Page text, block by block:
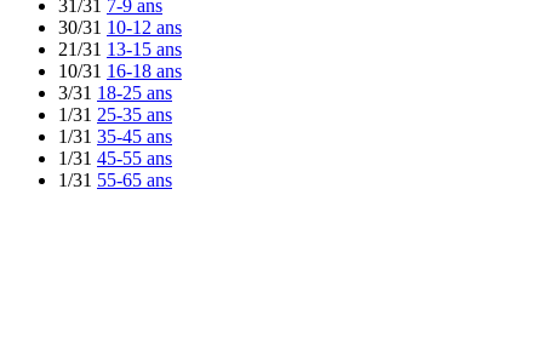
31/31 7-9 ans
30/31 10-12 ans
21/31 13-15 ans
10/31 16-18 ans
3/31 18-25 ans
1/31 25-35 ans
1/31 35-45 ans
1/31 45-55 ans
1/31 55-65 ans